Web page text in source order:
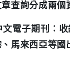
查詢分成兩個
文電子期刊：收
馬來西亞等國